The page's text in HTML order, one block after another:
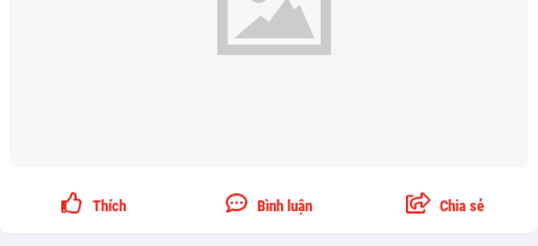
Thích Bình luận Chia sẻ